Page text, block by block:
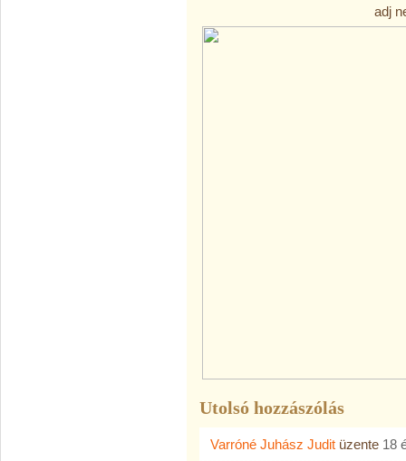
adj
Utolsó hozzászólás
Varróné Juhász Judit üzente 18